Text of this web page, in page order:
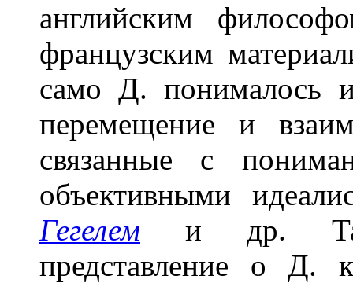
английским
французским
само Д. понималось
перемещение и
связанные с
объективными
Гегелем и др. Так,
представление о Д.